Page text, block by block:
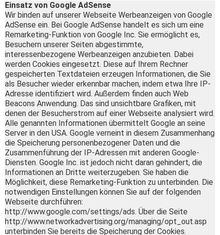
Einsatz von Google AdSense
Wir binden auf unserer Webseite Werbeanzeigen von Google
AdSense ein. Bei Google AdSense handelt es sich um eine
Remarketing-Funktion von Google Inc. Sie ermöglicht es,
Besuchern unserer Seiten abgestimmte,
interessenbezogene Werbeanzeigen anzubieten. Dabei
werden Cookies eingesetzt. Diese auf Ihrem Rechner
gespeicherten Textdateien erzeugen Informationen, die Sie
als Besucher wieder erkennbar machen, indem etwa Ihre IP-
Adresse identifiziert wird. Außerdem finden auch Web
Beacons Anwendung. Das sind unsichtbare Grafiken, mit
denen der Besucherstrom auf einer Webseite analysiert wird.
Alle genannten Informationen übermittelt Google an seine
Server in den USA. Google verneint in diesem Zusammenhang
die Speicherung personenbezogener Daten und die
Zusammenführung der IP-Adressen mit anderen Google-
Diensten. Google Inc. ist jedoch nicht daran gehindert, die
Informationen an Dritte weiterzugeben. Sie haben die
Möglichkeit, diese Remarketing-Funktion zu unterbinden. Die
notwendigen Einstellungen können Sie auf der folgenden
Webseite durchführen:
http://www.google.com/settings/ads. Über die Seite
http://www.networkadvertising.org/managing/opt_out.asp
unterbinden Sie bereits die Speicherung der Cookies.